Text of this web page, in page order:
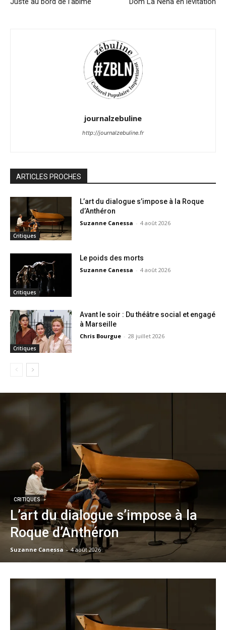
journalzebuline
http://journalzebuline.fr
ARTICLES PROCHES
Critiques
L’art du dialogue s’impose à la Roque
d’Anthéron
Suzanne Canessa - 4 août 2026
Critiques
Le poids des morts
Suzanne Canessa - 4 août 2026
Critiques
Avant le soir : Du théâtre social et engagé
à Marseille
Chris Bourgue - 28 juillet 2026
CRITIQUES
L’art du dialogue s’impose à la
Roque d’Anthéron
Suzanne Canessa - 4 août 2026